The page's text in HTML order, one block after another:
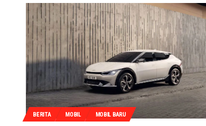
BERITA MOBIL MOBIL BARU